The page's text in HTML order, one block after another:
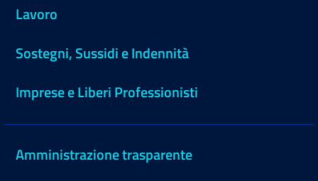
Lavoro
Sostegni, Sussidi e Indennità
Imprese e Liberi Professionisti
Amministrazione trasparente